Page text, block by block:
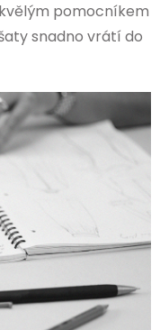
pomocníkem
snadno vrátí do